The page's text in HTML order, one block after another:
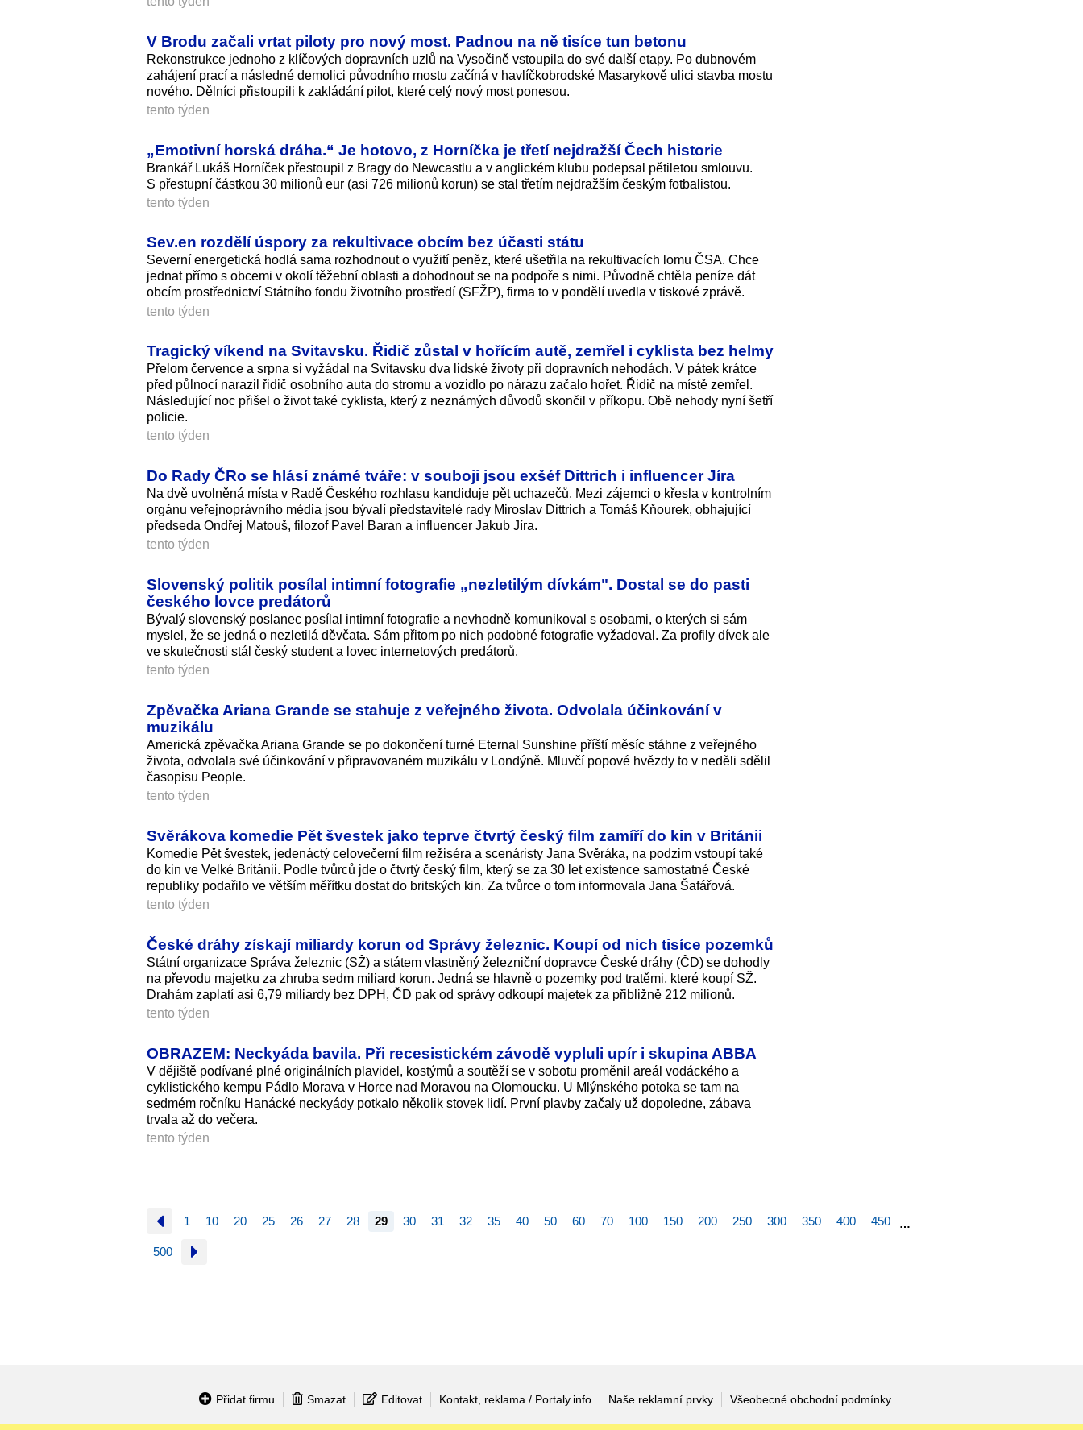
V Brodu začali vrtat piloty pro nový most. Padnou na ně tisíce tun betonu
Rekonstrukce jednoho z klíčových dopravních uzlů na Vysočině vstoupila do své další etapy. Po dubnovém
zahájení prací a následné demolici původního mostu začíná v havlíčkobrodské Masarykově ulici stavba mostu
nového. Dělníci přistoupili k zakládání pilot, které celý nový most ponesou.
tento týden
„Emotivní horská dráha.“ Je hotovo, z Horníčka je třetí nejdražší Čech historie
Brankář Lukáš Horníček přestoupil z Bragy do Newcastlu a v anglickém klubu podepsal pětiletou smlouvu.
S přestupní částkou 30 milionů eur (asi 726 milionů korun) se stal třetím nejdražším českým fotbalistou.
tento týden
Sev.en rozdělí úspory za rekultivace obcím bez účasti státu
Severní energetická hodlá sama rozhodnout o využití peněz, které ušetřila na rekultivacích lomu ČSA. Chce
jednat přímo s obcemi v okolí těžební oblasti a dohodnout se na podpoře s nimi. Původně chtěla peníze dát
obcím prostřednictví Státního fondu životního prostředí (SFŽP), firma to v pondělí uvedla v tiskové zprávě.
tento týden
Tragický víkend na Svitavsku. Řidič zůstal v hořícím autě, zemřel i cyklista bez helmy
Přelom července a srpna si vyžádal na Svitavsku dva lidské životy při dopravních nehodách. V pátek krátce
před půlnocí narazil řidič osobního auta do stromu a vozidlo po nárazu začalo hořet. Řidič na místě zemřel.
Následující noc přišel o život také cyklista, který z neznámých důvodů skončil v příkopu. Obě nehody nyní šetří
policie.
tento týden
Do Rady ČRo se hlásí známé tváře: v souboji jsou exšéf Dittrich i influencer Jíra
Na dvě uvolněná místa v Radě Českého rozhlasu kandiduje pět uchazečů. Mezi zájemci o křesla v kontrolním
orgánu veřejnoprávního média jsou bývalí představitelé rady Miroslav Dittrich a Tomáš Kňourek, obhajující
předseda Ondřej Matouš, filozof Pavel Baran a influencer Jakub Jíra.
tento týden
Slovenský politik posílal intimní fotografie „nezletilým dívkám". Dostal se do pasti
českého lovce predátorů
Bývalý slovenský poslanec posílal intimní fotografie a nevhodně komunikoval s osobami, o kterých si sám
myslel, že se jedná o nezletilá děvčata. Sám přitom po nich podobné fotografie vyžadoval. Za profily dívek ale
ve skutečnosti stál český student a lovec internetových predátorů.
tento týden
Zpěvačka Ariana Grande se stahuje z veřejného života. Odvolala účinkování v
muzikálu
Americká zpěvačka Ariana Grande se po dokončení turné Eternal Sunshine příští měsíc stáhne z veřejného
života, odvolala své účinkování v připravovaném muzikálu v Londýně. Mluvčí popové hvězdy to v neděli sdělil
časopisu People.
tento týden
Svěrákova komedie Pět švestek jako teprve čtvrtý český film zamíří do kin v Británii
Komedie Pět švestek, jedenáctý celovečerní film režiséra a scenáristy Jana Svěráka, na podzim vstoupí také
do kin ve Velké Británii. Podle tvůrců jde o čtvrtý český film, který se za 30 let existence samostatné České
republiky podařilo ve větším měřítku dostat do britských kin. Za tvůrce o tom informovala Jana Šafářová.
tento týden
České dráhy získají miliardy korun od Správy železnic. Koupí od nich tisíce pozemků
Státní organizace Správa železnic (SŽ) a státem vlastněný železniční dopravce České dráhy (ČD) se dohodly
na převodu majetku za zhruba sedm miliard korun. Jedná se hlavně o pozemky pod tratěmi, které koupí SŽ.
Drahám zaplatí asi 6,79 miliardy bez DPH, ČD pak od správy odkoupí majetek za přibližně 212 milionů.
tento týden
OBRAZEM: Neckyáda bavila. Při recesistickém závodě vypluli upír i skupina ABBA
V dějiště podívané plné originálních plavidel, kostýmů a soutěží se v sobotu proměnil areál vodáckého a
cyklistického kempu Pádlo Morava v Horce nad Moravou na Olomoucku. U Mlýnského potoka se tam na
sedmém ročníku Hanácké neckyády potkalo několik stovek lidí. První plavby začaly už dopoledne, zábava
trvala až do večera.
tento týden
1 10 20 25 26 27 28 29 30 31 32 35 40 50 60 70 100 150 200 250 300 350 400 450 …
500
Přidat firmu Smazat Editovat Kontakt, reklama / Portaly.info Naše reklamní prvky Všeobecné obchodní podmínky